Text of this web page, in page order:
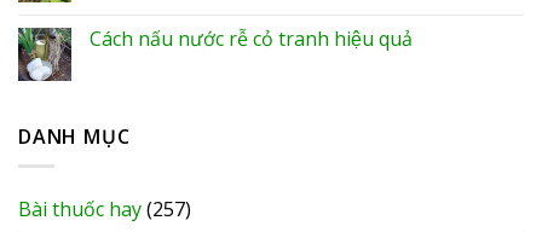
Cách nấu nước rễ cỏ tranh hiệu quả
DANH MỤC
Bài thuốc hay(257)